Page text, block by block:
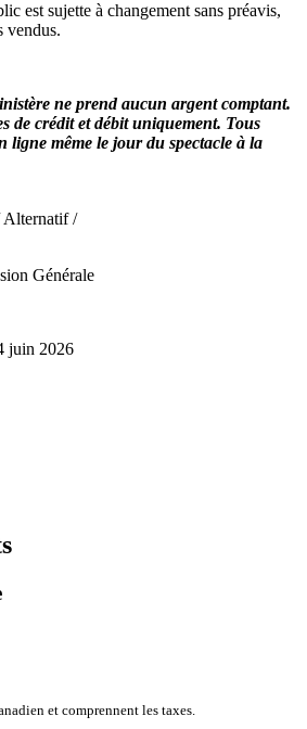
est sujette à changement sans préavis,
vendus.
ne prend aucun argent comptant.
de crédit et débit uniquement. Tous
ligne même le jour du spectacle à la
Alternatif /
Générale
juin 2026
et comprennent les taxes.